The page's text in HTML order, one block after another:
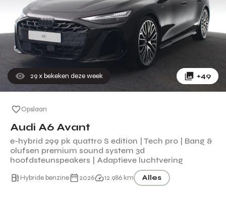
29x bekeken deze week +49
Opslaan
Audi A6 Avant
e-hybrid 299 pk quattro S edition | Tech pro | Bang &
olufsen premium sound system 3d
hoofdsteunspeakers | Adaptieve luchtvering
Hybride benzine 2026 12.986 km Alles